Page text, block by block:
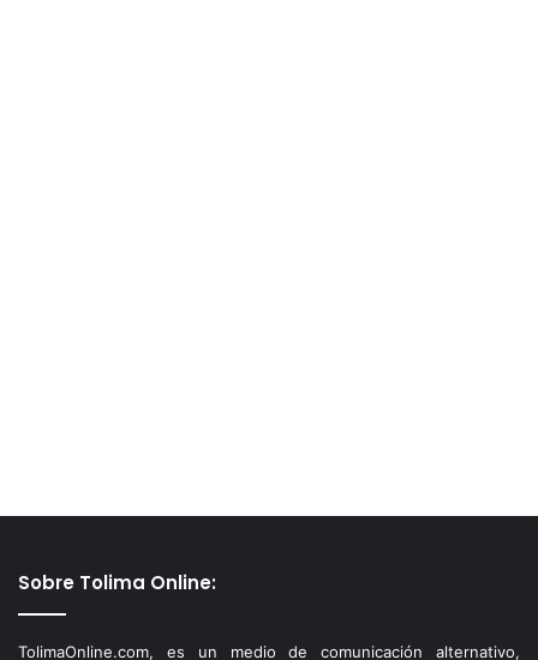
Sobre Tolima Online:
TolimaOnline.com, es un medio de comunicación alternativo,